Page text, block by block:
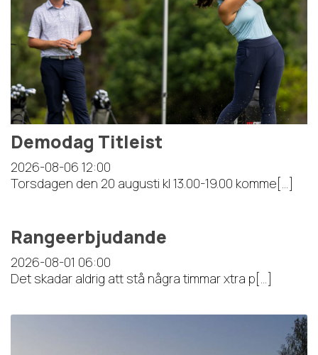
Demodag Titleist
2026-08-06 12:00
Torsdagen den 20 augusti kl 13.00-19.00 komme[...]
Rangeerbjudande
2026-08-01 06:00
Det skadar aldrig att stå några timmar xtra p[...]